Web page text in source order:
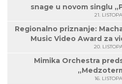
snage u novom singlu
21.
Regionalno priznanje:
Music Video Award za
20.
Mimika Orchestra
16.